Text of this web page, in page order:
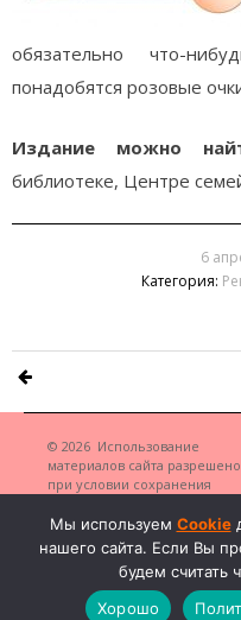
обязательно что-
понадобятся розовые
Издание можно
библиотеке, Центре
6
Категория:
© 2026 Использование
материалов сайта разрешено
при условии сохранения
сайт автора·
Мы используем Cookie
нашего сайта. Если Вы
будем считать
Хорошо